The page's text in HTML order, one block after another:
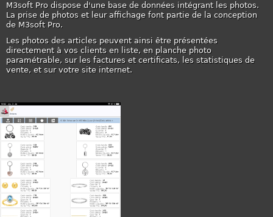
M3soft Pro dispose d'une base de données intégrant les photos.
La prise de photos et leur affichage font partie de la conception
de M3soft Pro.
Les photos des articles peuvent ainsi être présentées
directement à vos clients en liste, en planche photo
paramétrable, sur les factures et certificats, les statistiques de
vente, et sur votre site internet.